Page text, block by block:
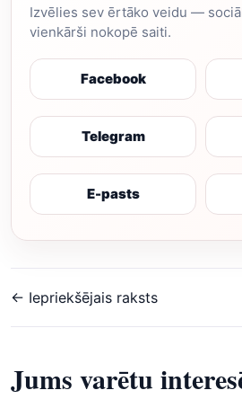
Izvēlies sev ērtāko veidu —
vienkārši nokopē saiti.
Facebook
Telegram
E-pasts
← Iepriekšējais raksts
Jums varētu